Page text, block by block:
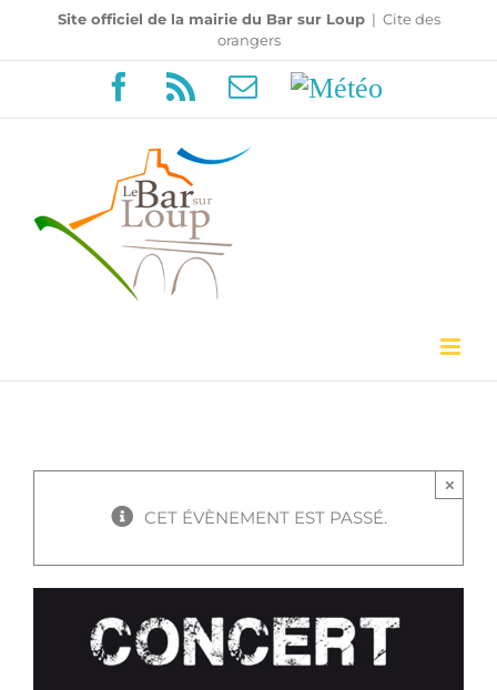
au
Site officiel de la mairie du Bar sur Loup | Cite des
orangers
Facebook
Rss EmailMétéo
CET ÉVÈNEMENT EST PASSÉ.
×